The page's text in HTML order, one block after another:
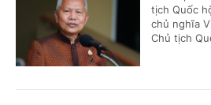
tịch Quốc
chủ nghĩa
Chủ tịch